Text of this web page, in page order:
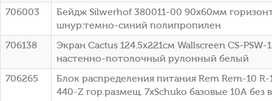
706003
Бейдж Silwerhof 380011-00 90х60мм
шнур:темно-синий полипропилен
706138
Экран Cactus 124.5x221см Wallscreen CS-PSW-
настенно-потолочный рулонный белый
706265
Блок распределения питания Rem Rem-10 R-
440-Z гор.размещ. 7xSchuko базовые 10A без